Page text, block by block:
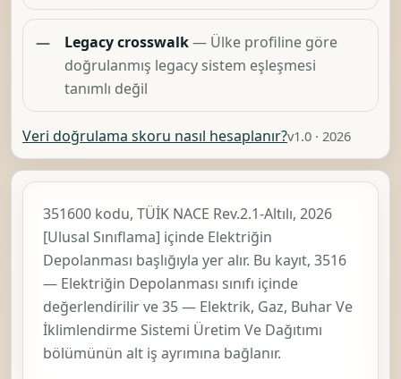
— Legacy crosswalk— Ülke profiline göre
doğrulanmış legacy sistem eşleşmesi
tanımlı değil
Veri doğrulama skoru nasıl hesaplanır?v1.0 · 2026
351600 kodu, TÜİK NACE Rev.2.1-Altılı, 2026
[Ulusal Sınıflama] içinde Elektriğin
Depolanması başlığıyla yer alır. Bu kayıt, 3516
— Elektriğin Depolanması sınıfı içinde
değerlendirilir ve35 — Elektrik, Gaz, Buhar Ve
İklimlendirme Sistemi Üretim Ve Dağıtımı
bölümünün alt iş ayrımına bağlanır.